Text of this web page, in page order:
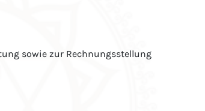
sowie zur Rechnungsstellung